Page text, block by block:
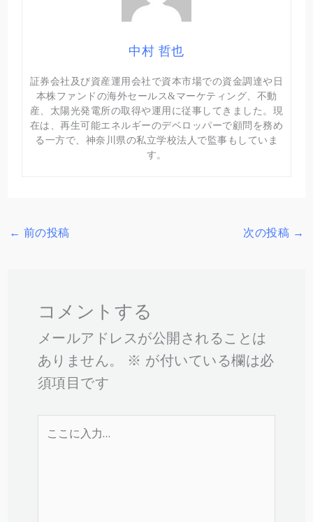
中村 哲也
証券会社及び資産運用会社で資本市場での資金調達や日
本株ファンドの海外セールス&マーケティング、不動
産、太陽光発電所の取得や運用に従事してきました。現
在は、再生可能エネルギーのデベロッパーで顧問を務め
る一方で、神奈川県の私立学校法人で監事もしていま
す。
← 前の投稿 次の投稿 →
コメントする
メールアドレスが公開されることは
ありません。
※ が付いている欄は必
須項目です